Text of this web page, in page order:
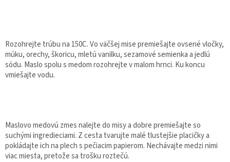
Rozohrejte trúbu na 150C. Vo väčšej mise premiešajte ovsené vločky,
múku, orechy, škoricu, mletú vanilku, sezamové semienka a jedlú
sódu. Maslo spolu s medom rozohrejte v malom hrnci. Ku koncu
vmiešajte vodu.
Maslovo medovú zmes nalejte do misy a dobre premiešajte so
suchými ingredieciami. Z cesta tvarujte malé tlustejšie placičky a
pokládajte ich na plech s pečiacim papierom. Nechávajte medzi nimi
viac miesta, pretože sa trošku roztečú.